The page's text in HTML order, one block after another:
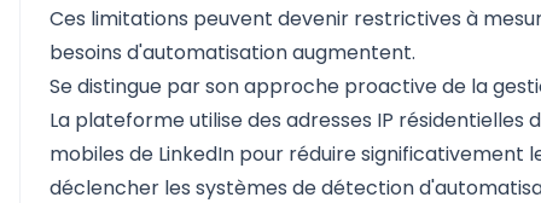
Ces limitations peuvent devenir restrictives à
besoins d'automatisation augmentent.
Se distingue par son approche proactive de la
La plateforme utilise des adresses IP résidentielles
mobiles de LinkedIn pour réduire significativement
déclencher les systèmes de détection